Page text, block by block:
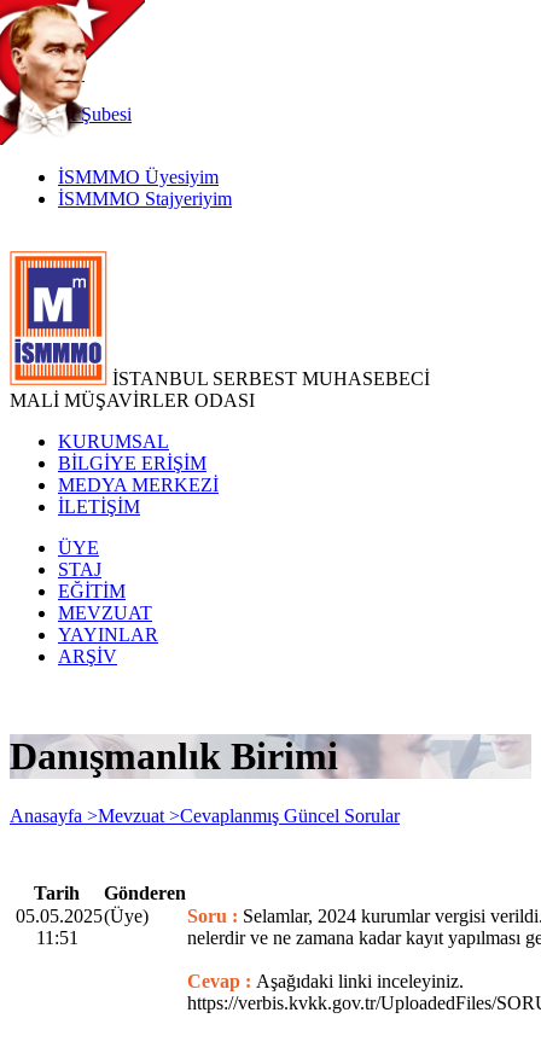
TR
|
EN
İnternetŞubesi
İSMMMO Üyesiyim
İSMMMO Stajyeriyim
İSTANBUL SERBEST MUHASEBECİ
MALİ MÜŞAVİRLER ODASI
KURUMSAL
BİLGİYE ERİŞİM
MEDYA MERKEZİ
İLETİŞİM
ÜYE
STAJ
EĞİTİM
MEVZUAT
YAYINLAR
ARŞİV
Danışmanlık Birimi
Anasayfa >Mevzuat >Cevaplanmış Güncel Sorular
Tarih
Gönderen
05.05.2025
11:51
(Üye) Soru : Selamlar, 2024 kurumlar vergisi
nelerdir ve ne zamana kadar kayıt yapılması
Cevap : Aşağıdaki linki inceleyiniz.
https://verbis.kvkk.gov.tr/UploadedFiles/